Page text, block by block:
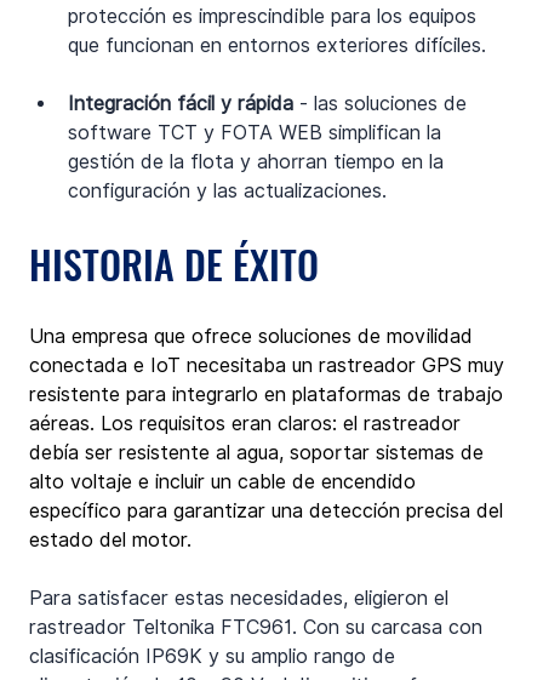
protección es imprescindible para los equipos
que funcionan en entornos exteriores difíciles.
Integración fácil y rápida - las soluciones de
software TCT y FOTA WEB simplifican la
gestión de la flota y ahorran tiempo en la
configuración y las actualizaciones.
HISTORIA DE ÉXITO
Una empresa que ofrece soluciones de movilidad
conectada e IoT necesitaba un rastreador GPS muy
resistente para integrarlo en plataformas de trabajo
aéreas. Los requisitos eran claros: el rastreador
debía ser resistente al agua, soportar sistemas de
alto voltaje e incluir un cable de encendido
específico para garantizar una detección precisa del
estado del motor.
Para satisfacer estas necesidades, eligieron el
rastreador Teltonika FTC961. Con su carcasa con
clasificación IP69K y su amplio rango de